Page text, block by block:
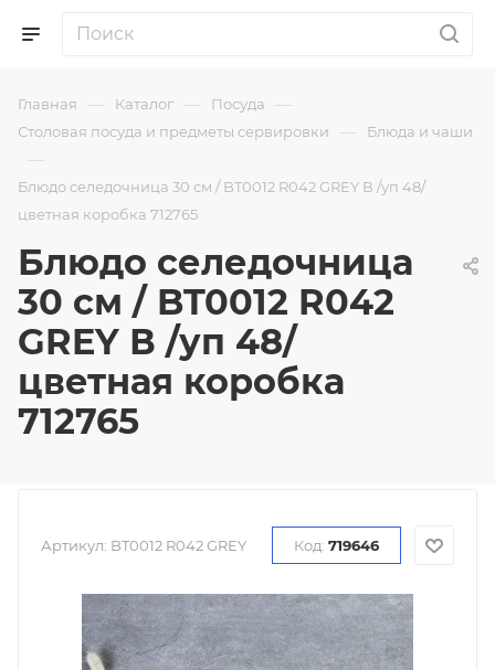
Главная — Каталог — Посуда —
Столовая посуда и предметы сервировки — Блюда и чаши
—
Блюдо селедочница 30 см / BT0012 R042 GREY В /уп 48/
цветная коробка 712765
Блюдо селедочница
30 см / BT0012 R042
GREY В /уп 48/
цветная коробка
712765
Артикул: BT0012 R042 GREY Код: 719646